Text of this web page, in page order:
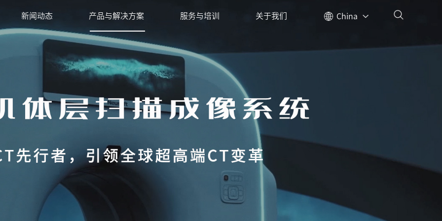
新闻动态 产品与解决方案 服务与培训 关于我们 China